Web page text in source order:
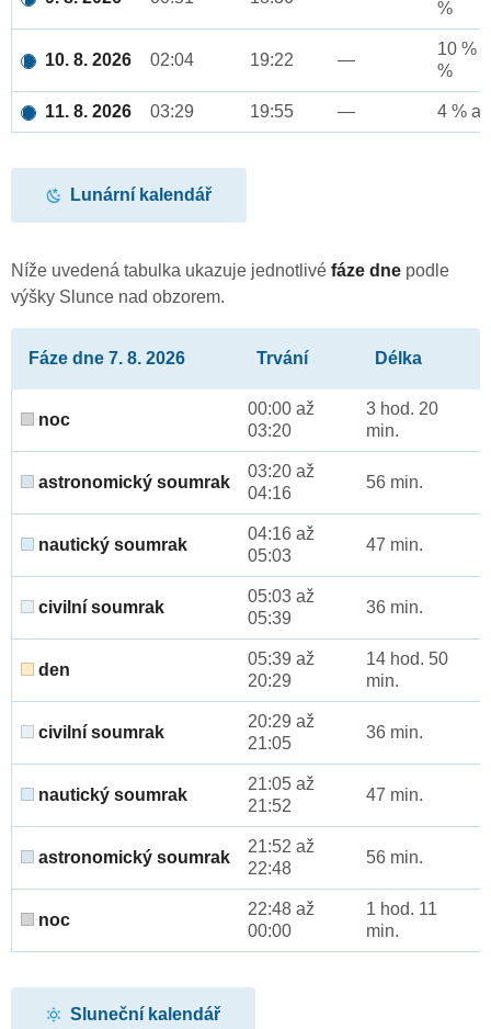
%
10. 8. 2026 02:04 19:22 —
10 %
%
11. 8. 2026 03:29 19:55 — 4 %
Lunární kalendář
Níže uvedená tabulka ukazuje jednotlivé fáze dne podle
výšky Slunce nad obzorem.
Fáze dne 7. 8. 2026 Trvání Délka
noc
00:00 až
03:20
3 hod. 20
min.
astronomický soumrak
03:20 až
04:16
56 min.
nautický soumrak
04:16 až
05:03
47 min.
civilní soumrak
05:03 až
05:39
36 min.
den
05:39 až
20:29
14 hod. 50
min.
civilní soumrak
20:29 až
21:05
36 min.
nautický soumrak
21:05 až
21:52
47 min.
astronomický soumrak
21:52 až
22:48
56 min.
noc
22:48 až
00:00
1 hod. 11
min.
Sluneční kalendář